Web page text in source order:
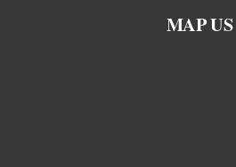
MAP US